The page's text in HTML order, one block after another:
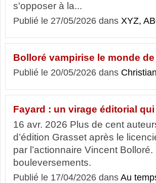
s'opposer à la...
Publié le 27/05/2026 dans XYZ,
Bolloré vampirise le monde
Publié le 20/05/2026 dans
Fayard : un virage éditorial
16 avr. 2026 Plus de cent
d’édition Grasset après le
par l’actionnaire Vincent
bouleversements.
Publié le 17/04/2026 dans Au